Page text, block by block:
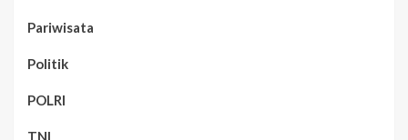
Pariwisata
Politik
POLRI
TNI